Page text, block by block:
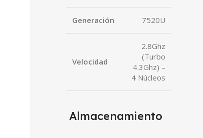
Generación 7520U
Velocidad
2.8Ghz
(Turbo
4.3Ghz) –
4 Núcleos
Almacenamiento